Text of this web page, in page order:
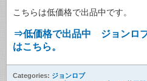
こちらは低価格で出品中です。
⇒低価格で出品中 ジョンロ
はこちら。
Categories: ジョンロブ